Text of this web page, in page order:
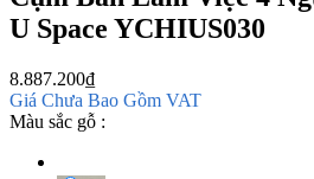
U Space YCHIUS030
8.887.200₫
Giá Chưa Bao Gồm VAT
Màu sắc gỗ :